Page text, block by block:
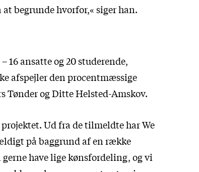
begrunde hvorfor,« siger han.
16 ansatte og 20 studerende,
afspejler den procentmæssige
og Ditte Helsted-Amskov.
Ud fra de tilmeldte har We
på baggrund af en række
have lige kønsfordeling, og vi